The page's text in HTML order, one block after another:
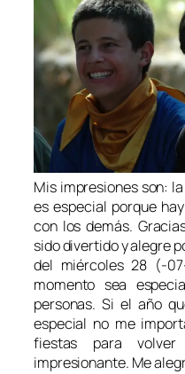
Mis impresiones son:
es especial porque
con los demás.
sido divertido y alegre
del miércoles 28 (-
momento sea
personas. Si el año
especial no me
fiestas para
impresionante. Me